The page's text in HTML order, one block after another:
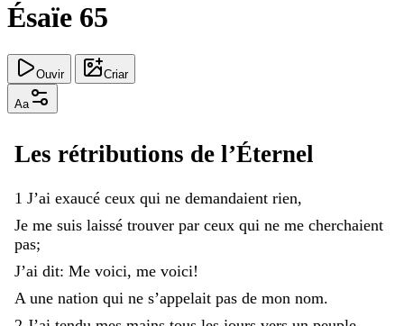
Ésaïe 65
Ouvir Criar
Aa
Les rétributions de l’Éternel
1 J’ai exaucé ceux qui ne demandaient rien,
Je me suis laissé trouver par ceux qui ne me cherchaient
pas;
J’ai dit: Me voici, me voici!
A une nation qui ne s’appelait pas de mon nom.